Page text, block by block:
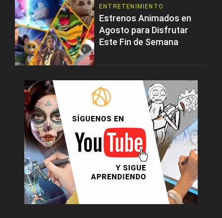
ENTRETENIMIENTO
Estrenos Animados en
Agosto para Disfrutar
Este Fin de Semana